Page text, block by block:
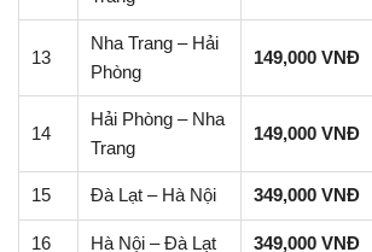
13
Nha Trang – Hải
Phòng
149,000 VNĐ
14
Hải Phòng – Nha
Trang
149,000 VNĐ
15 Đà Lạt – Hà Nội 349,000 VNĐ
16 Hà Nội – Đà Lạt 349,000 VNĐ